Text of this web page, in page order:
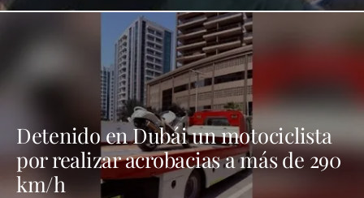
Detenido en Dubái un motociclista
por realizar acrobacias a más de 290
km/h